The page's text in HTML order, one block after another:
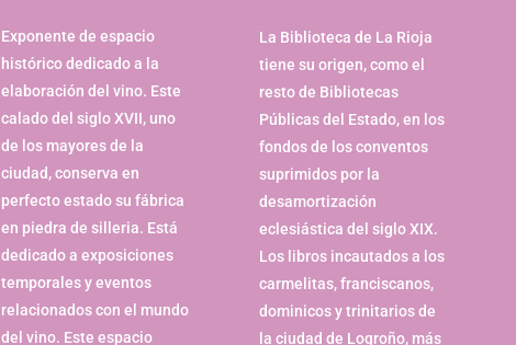
Exponente de espacio
histórico dedicado a la
elaboración del vino. Este
calado del siglo XVII, uno
de los mayores de la
ciudad, conserva en
perfecto estado su fábrica
en piedra de silleria. Está
dedicado a exposiciones
temporales y eventos
relacionados con el mundo
del vino. Este espacio
La Biblioteca de La Rioja
tiene su origen, como el
resto de Bibliotecas
Públicas del Estado, en los
fondos de los conventos
suprimidos por la
desamortización
eclesiástica del siglo XIX.
Los libros incautados a los
carmelitas, franciscanos,
dominicos y trinitarios de
la ciudad de Logroño, más